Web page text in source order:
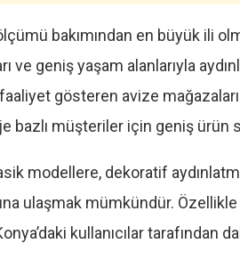
4.200
Özartaş Avize
4.2 25
bakımından en büyük ili
ve geniş yaşam alanlarıyla
gösteren avize
bazlı müşteriler için geniş ürün
modellere, dekoratif
ulaşmak mümkündür.
kullanıcılar tarafından